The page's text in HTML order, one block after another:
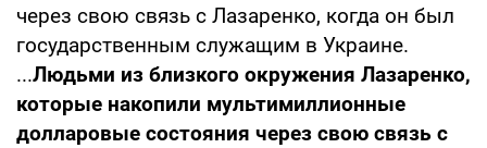
через свою связь с Лазаренко, когда он был
государственным служащим в Украине.
...Людьми из близкого окружения Лазаренко,
которые накопили мультимиллионные
долларовые состояния через свою связь с